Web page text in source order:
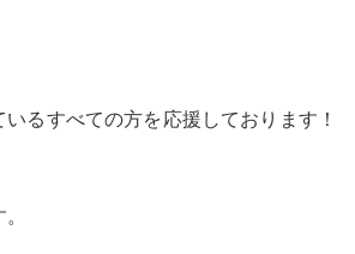
るすべての方を応援しております！